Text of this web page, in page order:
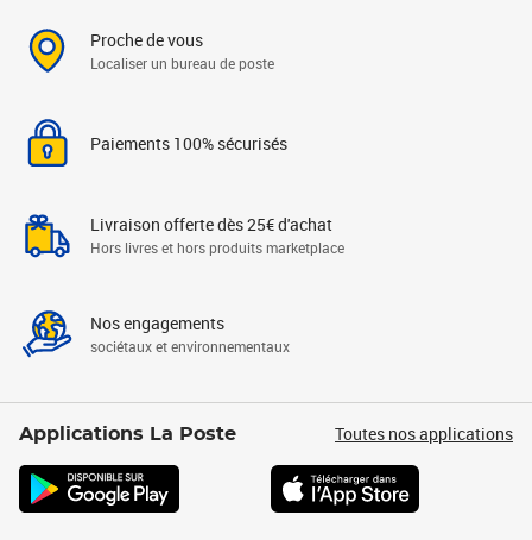
Proche de vous
Localiser un bureau de poste
Paiements 100% sécurisés
Livraison offerte dès 25€ d'achat
Hors livres et hors produits marketplace
Nos engagements
sociétaux et environnementaux
Applications La Poste Toutes nos applications